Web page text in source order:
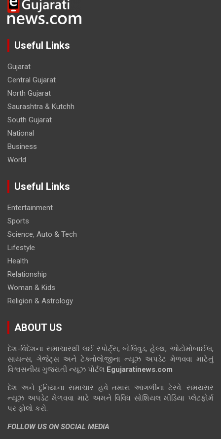
Useful Links
Gujarat
Central Gujarat
North Gujarat
Saurashtra & Kutchh
South Gujarat
National
Business
World
Useful Links
Entertainment
Sports
Science, Auto & Tech
Lifestyle
Health
Relationship
Woman & Kids
Religion & Astrology
ABOUT US
દેશ-વિદેશના સમાચારથી લઈ સ્પોર્ટ્સ, બોલિવુડ, હેલ્થ, ઓટોમોબાઈલ,
સાયન્સ, ગેજેટ્સ અને ટેક્નોલોજીના ન્યૂઝ અપડેટ મેળવવા માટેનું
વિશ્વસનીય ગુજરાતી ન્યૂઝ પોર્ટલ Egujaratinews.com
દેશ અને દુનિયાના સમાચાર હવે તમારા આંગળીના ટેરવે. સમયસર
ન્યૂઝ અપડેટ મેળવવા માટે અમને વિવિધ સોશિયલ મીડિયા પ્લેટફોર્મ
પર ફોલો કરો.
FOLLOW US ON SOCIAL MEDIA